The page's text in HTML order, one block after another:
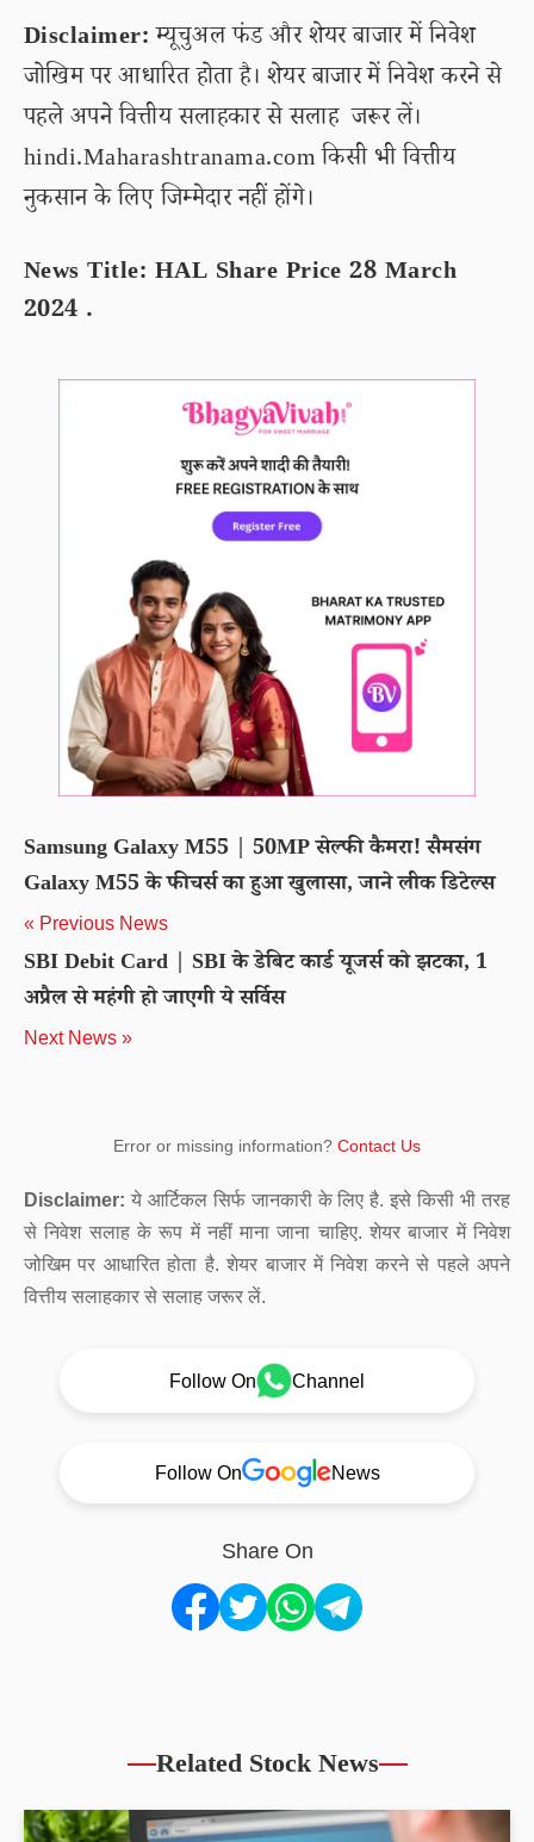
Disclaimer:म्यूचुअल फंड और शेयर बाजार में निवेश
जोखिम पर आधारित होता है। शेयर बाजार में निवेश करने से
पहले अपने वित्तीय सलाहकार से सलाह जरूर लें।
hindi.Maharashtranama.com किसी भी वित्तीय
नुकसान के लिए जिम्मेदार नहीं होंगे।
News Title: HAL Share Price 28 March
2024 .
Samsung Galaxy M55 | 50MP सेल्फी कैमरा! सैमसंग
Galaxy M55 के फीचर्स का हुआ खुलासा, जाने लीक डिटेल्स
« Previous News
SBI Debit Card | SBI के डेबिट कार्ड यूजर्स को झटका, 1
अप्रैल से महंगी हो जाएगी ये सर्विस
Next News »
Error or missing information? Contact Us
Disclaimer: ये आर्टिकल सिर्फ जानकारी के लिए है. इसे किसी भी तरह
से निवेश सलाह के रूप में नहीं माना जाना चाहिए. शेयर बाजार में निवेश
जोखिम पर आधारित होता है. शेयर बाजार में निवेश करने से पहले अपने
वित्तीय सलाहकार से सलाह जरूर लें.
Follow On Channel
Follow On News
Share On
Related Stock News